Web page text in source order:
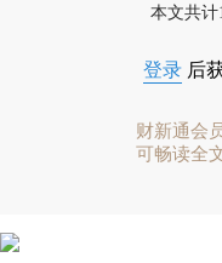
本文共计
登录 后
财新通会
可畅读全